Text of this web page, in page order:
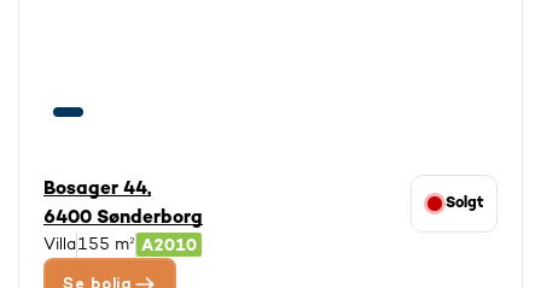
Bosager 44,
6400 Sønderborg
Solgt
Villa155 m²